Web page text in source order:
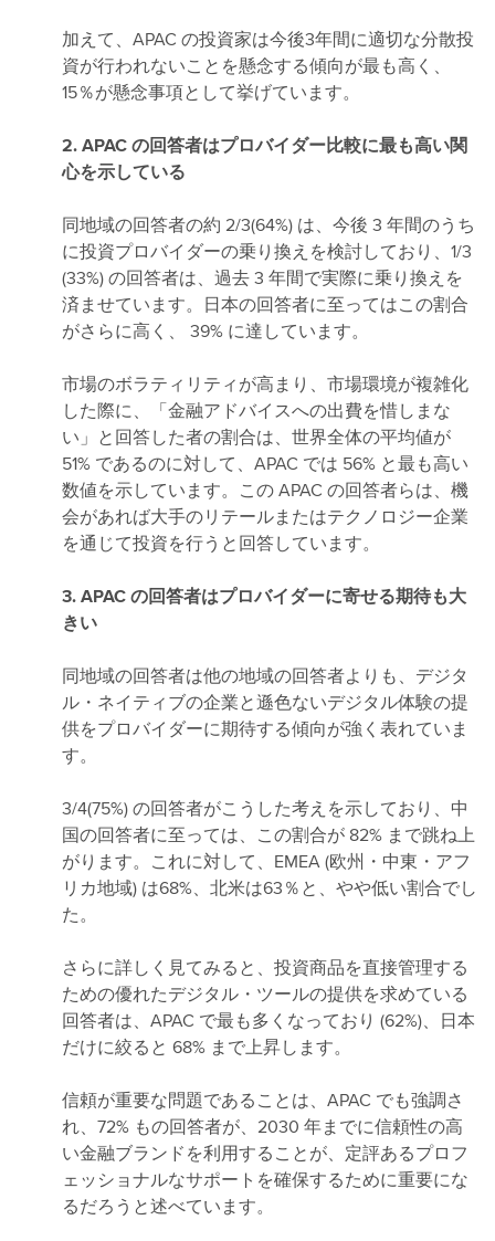
加えて、APAC の投資家は今後3年間に適切な分散投
資が行われないことを懸念する傾向が最も高く、
15％が懸念事項として挙げています。
2. APAC の回答者はプロバイダー比較に最も高い関
心を示している
同地域の回答者の約 2/3(64%) は、今後 3 年間のうち
に投資プロバイダーの乗り換えを検討しており、1/3
(33%) の回答者は、過去 3 年間で実際に乗り換えを
済ませています。日本の回答者に至ってはこの割合
がさらに高く、 39% に達しています。
市場のボラティリティが高まり、市場環境が複雑化
した際に、「金融アドバイスへの出費を惜しまな
い」と回答した者の割合は、世界全体の平均値が
51% であるのに対して、APAC では 56% と最も高い
数値を示しています。この APAC の回答者らは、機
会があれば大手のリテールまたはテクノロジー企業
を通じて投資を行うと回答しています。
3. APAC の回答者はプロバイダーに寄せる期待も大
きい
同地域の回答者は他の地域の回答者よりも、デジタ
ル・ネイティブの企業と遜色ないデジタル体験の提
供をプロバイダーに期待する傾向が強く表れていま
す。
3/4(75%) の回答者がこうした考えを示しており、中
国の回答者に至っては、この割合が 82% まで跳ね上
がります。これに対して、EMEA (欧州・中東・アフ
リカ地域) は68%、北米は63％と、やや低い割合でし
た。
さらに詳しく見てみると、投資商品を直接管理する
ための優れたデジタル・ツールの提供を求めている
回答者は、APAC で最も多くなっており (62%)、日本
だけに絞ると 68% まで上昇します。
信頼が重要な問題であることは、APAC でも強調さ
れ、72% もの回答者が、2030 年までに信頼性の高
い金融ブランドを利用することが、定評あるプロフ
ェッショナルなサポートを確保するために重要にな
るだろうと述べています。